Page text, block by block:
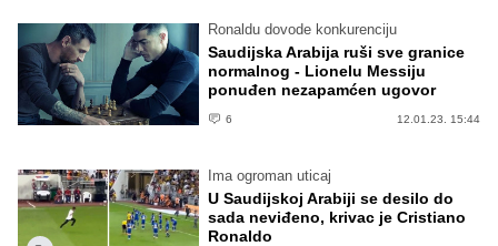
Ronaldu dovode konkurenciju
Saudijska Arabija ruši sve granice
normalnog - Lionelu Messiju
ponuđen nezapamćen ugovor
6 12.01.23. 15:44
Ima ogroman uticaj
U Saudijskoj Arabiji se desilo do
sada neviđeno, krivac je Cristiano
Ronaldo